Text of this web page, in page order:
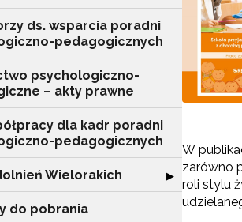
ds. wsparcia poradni
pedagogicznych
psychologiczno-
– akty prawne
dla kadr poradni
pedagogicznych
Wielorakich Rozwiń sekcję
▶
do pobrania
W
zarówno
roli stylu